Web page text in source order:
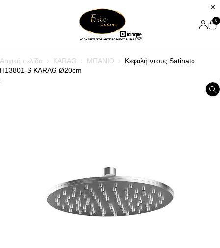
0
Αρχική σελίδα KARAG ΜΠΑΝΙΟ
Κεφαλή ντους Satinato
H13801-S KARAG Ø20cm